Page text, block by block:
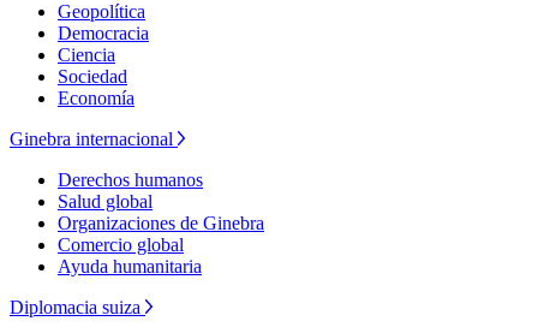
Geopolítica
Democracia
Ciencia
Sociedad
Economía
Ginebra internacional
Derechos humanos
Salud global
Organizaciones de Ginebra
Comercio global
Ayuda humanitaria
Diplomacia suiza